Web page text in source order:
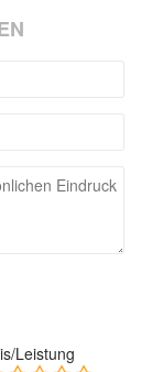
Leistung